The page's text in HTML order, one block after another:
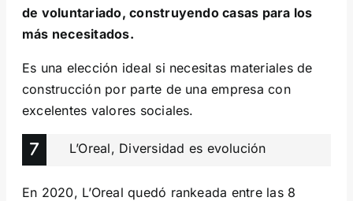
de voluntariado, construyendo casas para los
más necesitados.
Es una elección ideal si necesitas materiales de
construcción por parte de una empresa con
excelentes valores sociales.
L’Oreal, Diversidad es evolución
En 2020, L’Oreal quedó rankeada entre las 8